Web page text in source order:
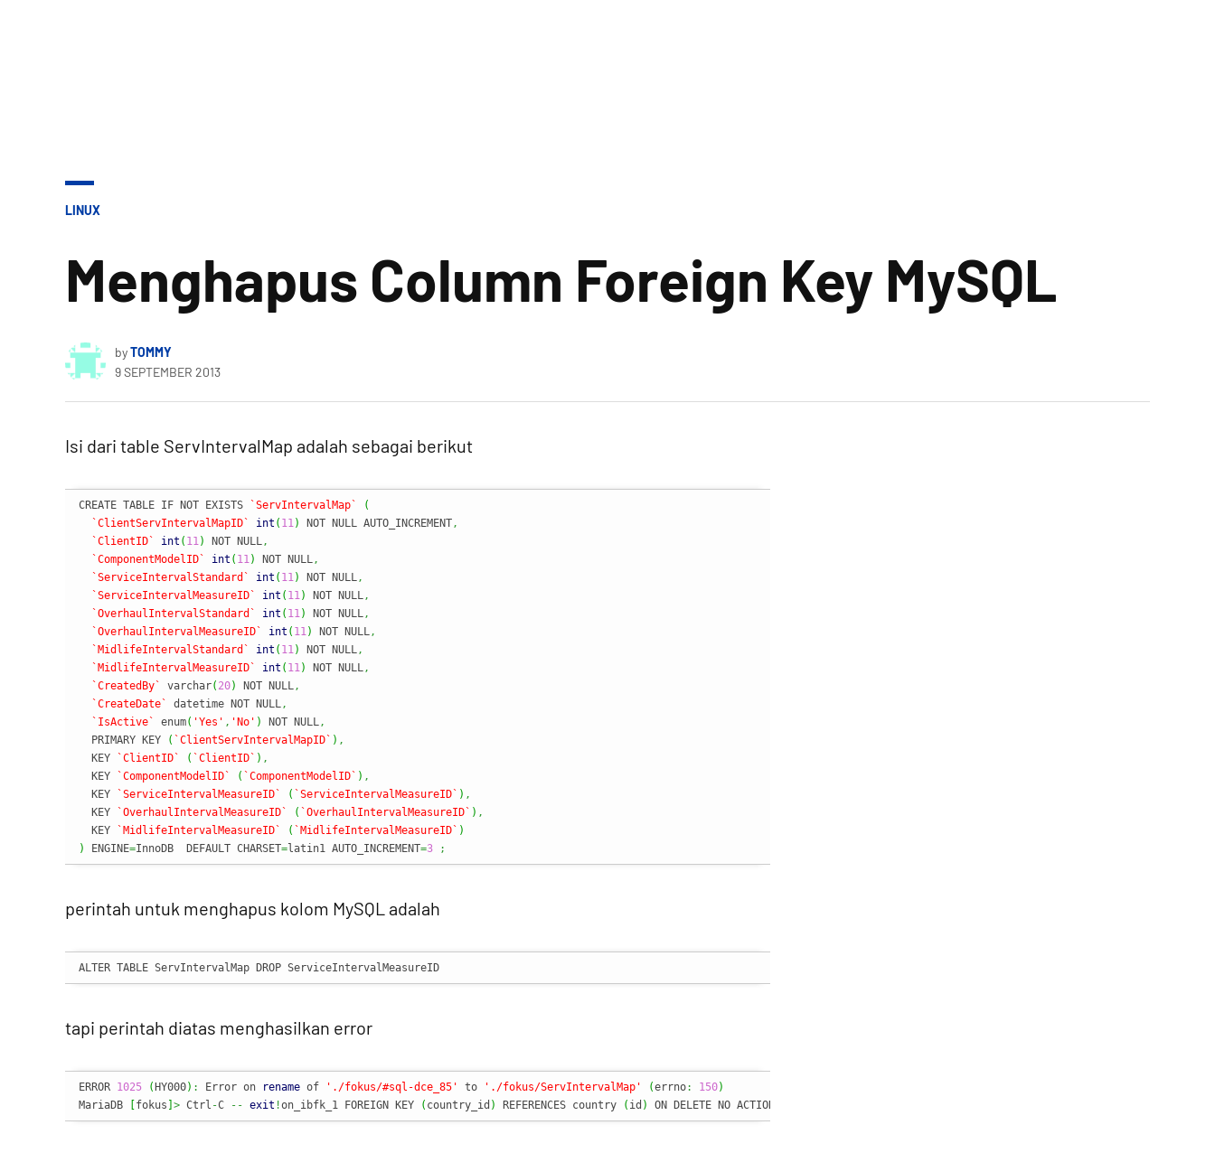
POSTED
LINUX
Menghapus Column Foreign Key MySQL
byTOMMY
9 SEPTEMBER 2013
Isi dari table ServIntervalMap adalah sebagai berikut
CREATE TABLE IF NOT EXISTS `ServIntervalMap`
(
`ClientServIntervalMapID`
int ( 11) NOT NULL AUTO_INCREMENT,
`ClientID`
int ( 11) NOT NULL,
`ComponentModelID`
int ( 11) NOT NULL,
`ServiceIntervalStandard`
int ( 11) NOT NULL,
`ServiceIntervalMeasureID`
int ( 11) NOT NULL,
`OverhaulIntervalStandard`
int ( 11) NOT NULL,
`OverhaulIntervalMeasureID`
int ( 11) NOT NULL,
`MidlifeIntervalStandard`
int ( 11) NOT NULL,
`MidlifeIntervalMeasureID`
int ( 11) NOT NULL,
`CreatedBy`
varchar( 20) NOT NULL,
`CreateDate`
datetime NOT NULL,
`IsActive`
enum( 'Yes' , 'No' ) NOT NULL,
  PRIMARY KEY
( `ClientServIntervalMapID` ) ,
  KEY
`ClientID` ( `ClientID` ) ,
  KEY
`ComponentModelID` ( `ComponentModelID` ) ,
  KEY
`ServiceIntervalMeasureID` ( `ServiceIntervalMeasureID` ) ,
  KEY
`OverhaulIntervalMeasureID` ( `OverhaulIntervalMeasureID` ) ,
  KEY
`MidlifeIntervalMeasureID` ( `MidlifeIntervalMeasureID` )
)
ENGINE=InnoDB  DEFAULT CHARSET=latin1 AUTO_INCREMENT=3 ;
perintah untuk menghapus kolom MySQL adalah
ALTER TABLE ServIntervalMap DROP ServiceIntervalMeasureID
tapi perintah diatas menghasilkan error
ERROR 1025 ( HY000) : Error on rename of './fokus/#sql-dce_85' to './fokus/ServIntervalMap' (errno: 150)
MariaDB
fokus > Ctrl -C -- exit !on_ibfk_1 FOREIGN KEY ( country_id ) REFERENCES country ( id ) ON DELETE NO ACTION ON UPDATE NO ACTION